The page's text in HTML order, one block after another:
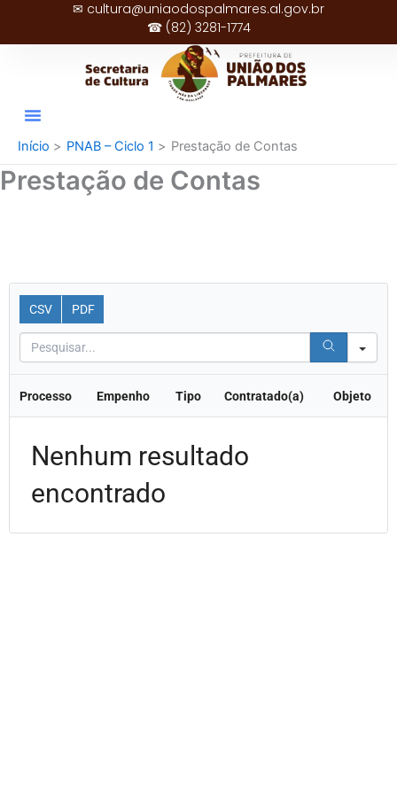
✉ cultura@uniaodospalmares.al.gov.br
☎ (82) 3281-1774
Início PNAB – Ciclo 1 Prestação de Contas
Prestação de Contas
CSV PDF
Processo Empenho Tipo Contratado(a) Objeto
Nenhum resultado
encontrado